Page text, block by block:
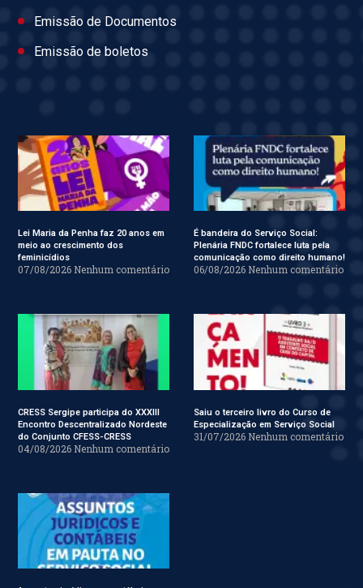
Emissão de Documentos
Emissão de boletos
Lei Maria da Penha faz 20 anos em
meio ao crescimento dos
feminicídios
07/08/2026 Nenhum comentário
É bandeira do Serviço Social:
Plenária FNDC fortalece luta pela
comunicação como direito humano!
06/08/2026 Nenhum comentário
CRESS Sergipe participa do XXXIII
Encontro Descentralizado Nordeste
do Conjunto CFESS-CRESS
04/08/2026 Nenhum comentário
Saiu o terceiro livro do Curso de
Especialização em Serviço Social
31/07/2026 Nenhum comentário